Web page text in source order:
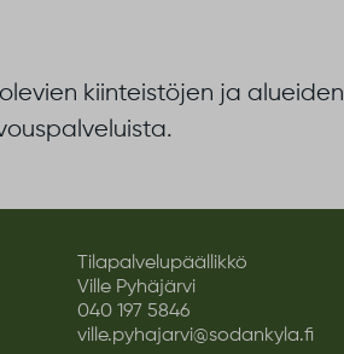
kiinteistöjen ja alueiden
Tilapalvelupäällikkö
Ville Pyhäjärvi
040 197 5846
ville.pyhajarvi@sodankyla.fi